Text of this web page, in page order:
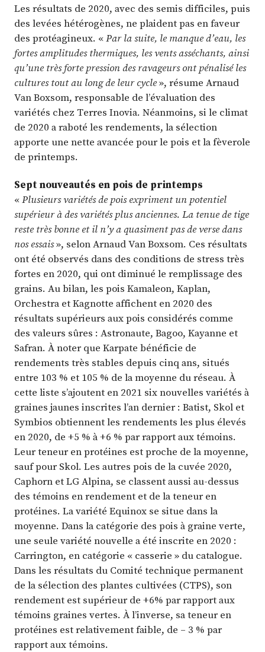
Les résultats de 2020, avec des semis difficiles, puis
des levées hétérogènes, ne plaident pas en faveur
des protéagineux. «Par la suite, le manque d’eau, les
fortes amplitudes thermiques, les vents asséchants, ainsi
qu’une très forte pression des ravageurs ont pénalisé les
cultures tout au long de leur cycle», résume Arnaud
Van Boxsom, responsable de l’évaluation des
variétés chez Terres Inovia. Néanmoins, si le climat
de 2020 a raboté les rendements, la sélection
apporte une nette avancée pour le pois et la fèverole
de printemps.
Sept nouveautés en pois de printemps
«Plusieurs variétés de pois expriment un potentiel
supérieur à des variétés plus anciennes. La tenue de tige
reste très bonne et il n’y a quasiment pas de verse dans
nos essais», selon Arnaud Van Boxsom. Ces résultats
ont été observés dans des conditions de stress très
fortes en 2020, qui ont diminué le remplissage des
grains. Au bilan, les pois Kamaleon, Kaplan,
Orchestra et Kagnotte affichent en 2020 des
résultats supérieurs aux pois considérés comme
des valeurs sûres : Astronaute, Bagoo, Kayanne et
Safran. À noter que Karpate bénéficie de
rendements très stables depuis cinq ans, situés
entre 103 % et 105 % de la moyenne du réseau. À
cette liste s’ajoutent en 2021 six nouvelles variétés à
graines jaunes inscrites l’an dernier : Batist, Skol et
Symbios obtiennent les rendements les plus élevés
en 2020, de +5 % à +6 % par rapport aux témoins.
Leur teneur en protéines est proche de la moyenne,
sauf pour Skol. Les autres pois de la cuvée 2020,
Caphorn et LG Alpina, se classent aussi au-dessus
des témoins en rendement et de la teneur en
protéines. La variété Equinox se situe dans la
moyenne. Dans la catégorie des pois à graine verte,
une seule variété nouvelle a été inscrite en 2020 :
Carrington, en catégorie « casserie » du catalogue.
Dans les résultats du Comité technique permanent
de la sélection des plantes cultivées (CTPS), son
rendement est supérieur de +6% par rapport aux
témoins graines vertes. À l’inverse, sa teneur en
protéines est relativement faible, de – 3 % par
rapport aux témoins.